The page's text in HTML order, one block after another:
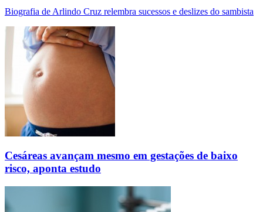
Biografia de Arlindo Cruz relembra sucessos e deslizes do sambista
Cesáreas avançam mesmo em gestações de baixo
risco, aponta estudo